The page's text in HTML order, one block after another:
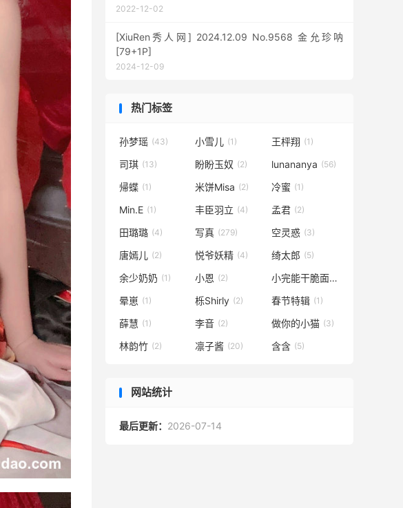
2022-12-02
[XiuRen秀人网] 2024.12.09 No.9568 金允珍呐
[79+1P]
2024-12-09
热门标签
孙梦瑶 (43) 小雪儿 (1) 王枰翔 (1)
司琪 (13) 盼盼玉奴 (2) lunananya (56)
帰蝶 (1) 米饼Misa (2) 冷蜜 (1)
Min.E (1) 丰臣羽立 (4) 孟君 (2)
田璐璐 (4) 写真 (279) 空灵惑 (3)
唐嫣儿 (2) 悦爷妖精 (4) 绮太郎 (5)
余少奶奶 (1) 小恩 (2) 小完能干脆面qvq
晕崽 (1) 栎Shirly (2) 春节特辑 (1)
薛慧 (1) 李音 (2) 做你的小猫 (3)
林韵竹 (2) 凛子酱 (20) 含含 (5)
网站统计
最后更新： 2026-07-14